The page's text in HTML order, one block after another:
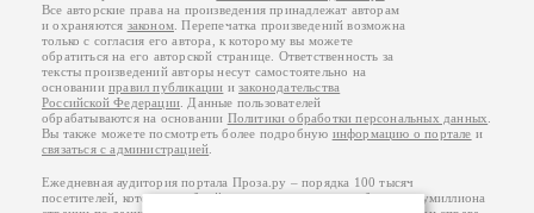
Все авторские права на произведения принадлежат авторам
и охраняются законом . Перепечатка произведений возможна
только с согласия его автора, к которому вы можете
обратиться на его авторской странице. Ответственность за
тексты произведений авторы несут самостоятельно на
основанииправил публикации изаконодательства
Российской Федерации . Данные пользователей
обрабатываются на основании Политики обработки персональных данных
Вы также можете посмотреть более подробную информацию о портале и
связаться с администрацией
Ежедневная аудитория портала Проза.ру – порядка 100 тысяч
посетителей, которые в общей сумме просматривают более полумиллиона